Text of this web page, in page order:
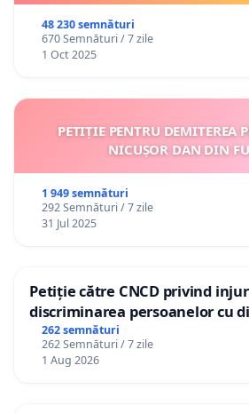
48 230 semnături
670 Semnături / 7 zile
1 Oct 2025
PETIȚIE PENTRU DEMITEREA
NICUȘOR DAN DIN
1 949 semnături
292 Semnături / 7 zile
31 Jul 2025
Petiție către CNCD privind
discriminarea persoanelor cu
către utilizatorul TikTok „Gorici”
262 semnături
262 Semnături / 7 zile
1 Aug 2026